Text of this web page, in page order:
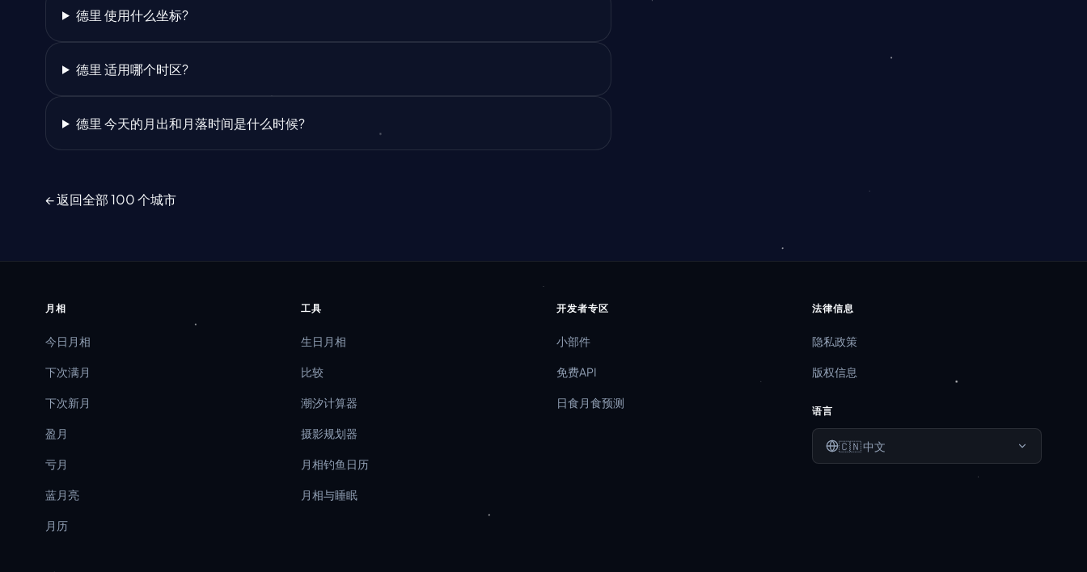
德里 使用什么坐标?
德里 适用哪个时区?
德里 今天的月出和月落时间是什么时候?
← 返回全部 100 个城市
月相
今日月相
下次满月
下次新月
盈月
亏月
蓝月亮
月历
工具
生日月相
比较
潮汐计算器
摄影规划器
月相钓鱼日历
月相与睡眠
开发者专区
小部件
免费API
日食月食预测
法律信息
隐私政策
版权信息
语言
🇨🇳中文